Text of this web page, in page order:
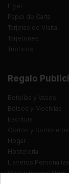
Flyer
Papel de Carta
Tarjetas de Visita
Tarjetones
Trípticos
Regalo
Botellas y Vasos
Bolsos y Mochilas
Escritura
Gorros y Sombreros
Hogar
Hostelería
Llaveros
Ocio y tiempo libre